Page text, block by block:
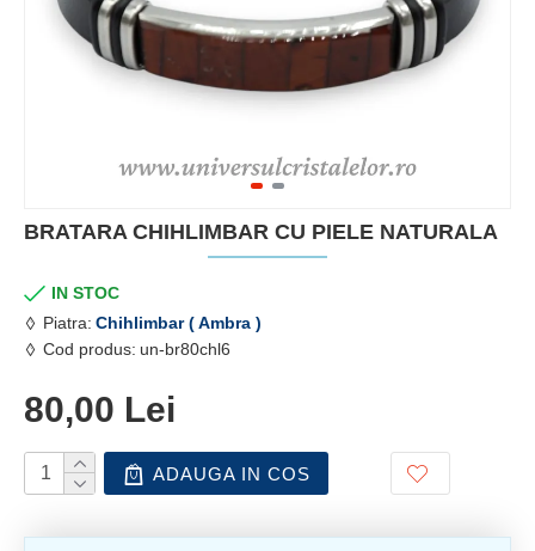
BRATARA CHIHLIMBAR CU PIELE NATURALA
IN STOC
Piatra: Chihlimbar ( Ambra )
Cod produs: un-br80chl6
80,00 Lei
ADAUGA IN COS